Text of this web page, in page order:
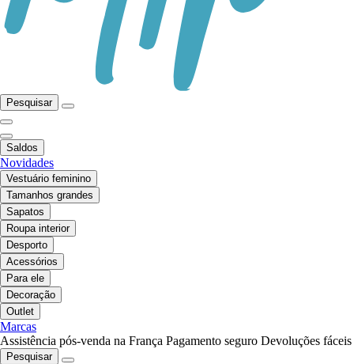
Pesquisar
Saldos
Novidades
Vestuário feminino
Tamanhos grandes
Sapatos
Roupa interior
Desporto
Acessórios
Para ele
Decoração
Outlet
Marcas
Assistência pós-venda na França Pagamento seguro Devoluções fáceis
Pesquisar